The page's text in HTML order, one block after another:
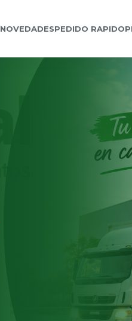
NOVEDADESPEDIDO RAPIDO